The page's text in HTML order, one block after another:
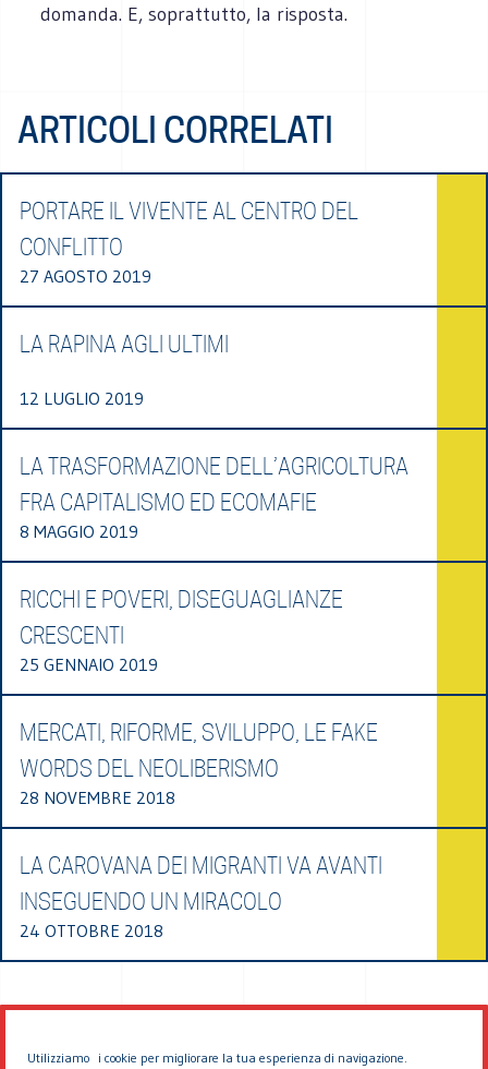
Utilizziamo i cookie per migliorare la tua esperienza di navigazione.
domanda. E, soprattutto, la risposta.
ARTICOLI CORRELATI
PORTARE IL VIVENTE AL CENTRO DEL
CONFLITTO
27 AGOSTO 2019
LA RAPINA AGLI ULTIMI
12 LUGLIO 2019
LA TRASFORMAZIONE DELL’AGRICOLTURA
FRA CAPITALISMO ED ECOMAFIE
8 MAGGIO 2019
RICCHI E POVERI, DISEGUAGLIANZE
CRESCENTI
25 GENNAIO 2019
MERCATI, RIFORME, SVILUPPO, LE FAKE
WORDS DEL NEOLIBERISMO
28 NOVEMBRE 2018
LA CAROVANA DEI MIGRANTI VA AVANTI
INSEGUENDO UN MIRACOLO
24 OTTOBRE 2018